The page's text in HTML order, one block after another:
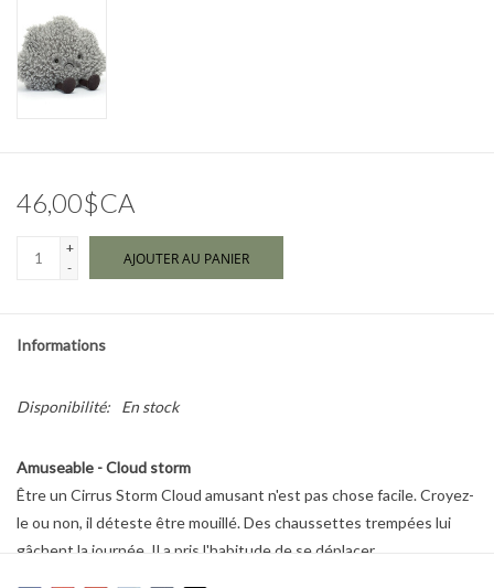
Vente
Gift cards
46,00$CA
+
-
AJOUTER AU PANIER
Informations
Disponibilité: En stock
Amuseable - Cloud storm
Être un Cirrus Storm Cloud amusant n'est pas chose facile. Croyez-
le ou non, il déteste être mouillé. Des chaussettes trempées lui
gâchent la journée. Il a pris l'habitude de se déplacer